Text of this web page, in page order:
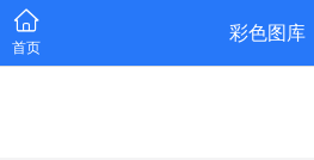
首页
彩色图库